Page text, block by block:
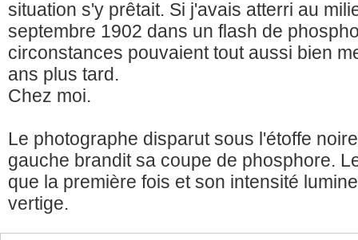
situation s'y prêtait. Si j'avais atterri au
septembre 1902 dans un flash de
circonstances pouvaient tout aussi bien
ans plus tard.
Chez moi.
Le photographe disparut sous l'étoffe
gauche brandit sa coupe de phosphore.
que la première fois et son intensité
vertige.